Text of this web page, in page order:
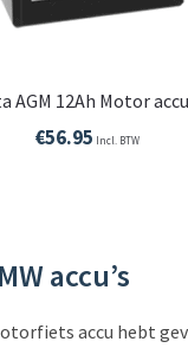
AGM 12Ah Motor
€56.95 Incl. BTW
accu’s
accu hebt